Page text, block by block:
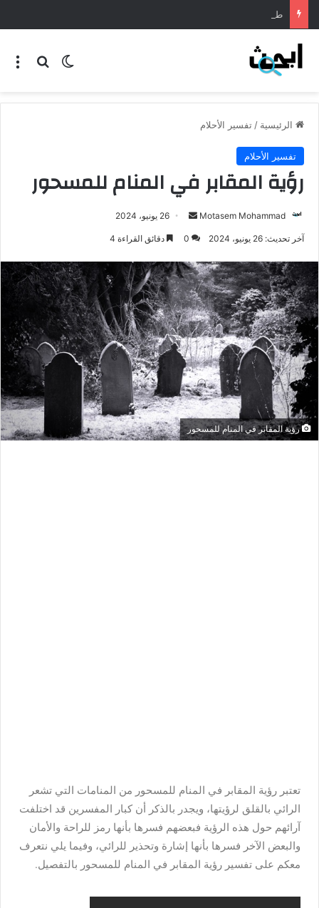
طريقة عمل المنسف الاردني
الرئيسية / تفسير الأحلام
تفسير الأحلام
رؤية المقابر في المنام للمسحور
Motasem Mohammad 26 يونيو، 2024
آخر تحديث: 26 يونيو، 2024 0 دقائق القراءة 4
رؤية المقابر في المنام للمسحور
تعتبر رؤية المقابر في المنام للمسحور من المنامات التي تشعر
الرائي بالقلق لرؤيتها، ويجدر بالذكر أن كبار المفسرين قد اختلفت
آرائهم حول هذه الرؤية فبعضهم فسرها بأنها رمز للراحة والأمان
والبعض الآخر فسرها بأنها إشارة وتحذير للرائي، وفيما يلي نتعرف
معكم على تفسير رؤية المقابر في المنام للمسحور بالتفصيل.